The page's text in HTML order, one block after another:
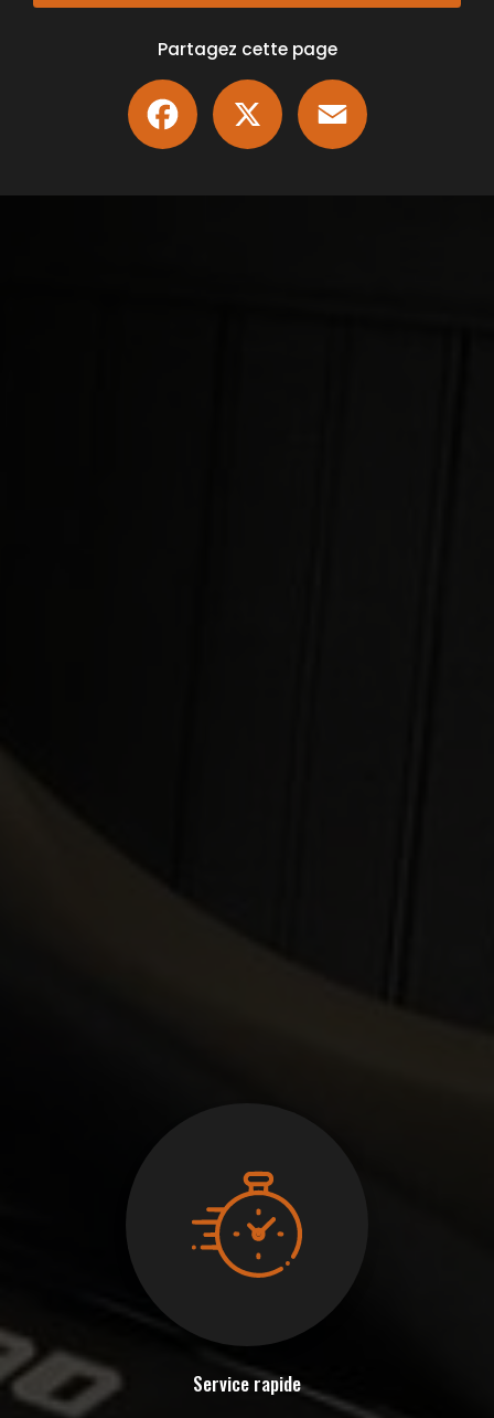
Partagez cette page
Facebook
Service rapide